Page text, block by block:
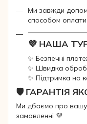
Ми завжди
способом
💜 НАША
✨ Безпечні
✨ Швидка
✨ Підтримка на
🛡 ГАРАНТІЯ
Ми дбаємо про вашу
замовленні 💜